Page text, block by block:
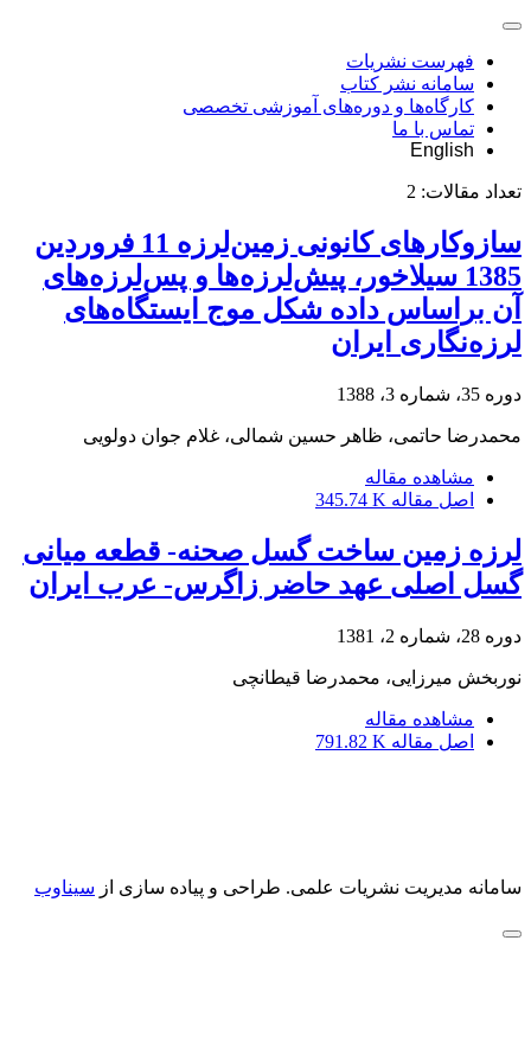
فهرست نشریات
سامانه نشر کتاب
کارگاه‌ها و دوره‌های آموزشی تخصصی
تماس با ما
English
تعداد مقالات: 2
سازوکارهای کانونی زمین‌لرزه 11 فروردین
1385 سیلاخور، پیش‌لرزه‌ها و پس‌لرزه‌های
آن براساس داده شکل موج ایستگاه‌های
لرزه‌نگاری ایران
دوره 35، شماره 3، 1388
محمدرضا حاتمی، ظاهر حسین شمالی، غلام جوان دولویی
مشاهده مقاله
اصل مقاله 345.74 K
لرزه زمین ساخت گسل صحنه- قطعه میانی
گسل اصلی عهد حاضر زاگرس- عرب ایران
دوره 28، شماره 2، 1381
نوربخش میرزایی، محمدرضا قیطانچی
مشاهده مقاله
اصل مقاله 791.82 K
سامانه مدیریت نشریات علمی. طراحی و پیاده سازی از سیناوب